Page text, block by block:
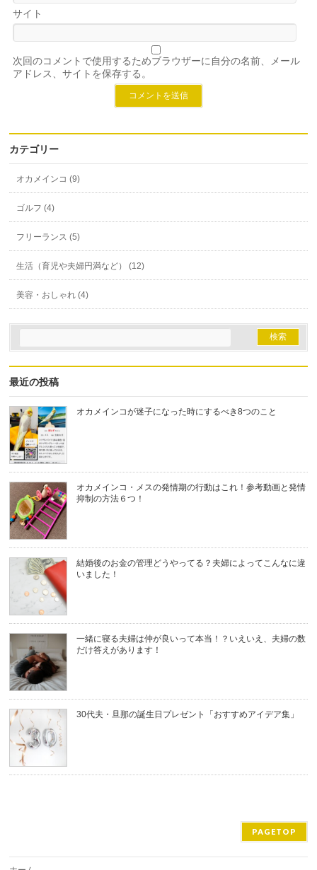
サイト
次回のコメントで使用するためブラウザーに自分の名前、メール
アドレス、サイトを保存する。
カテゴリー
オカメインコ (9)
ゴルフ (4)
フリーランス (5)
生活（育児や夫婦円満など） (12)
美容・おしゃれ (4)
最近の投稿
オカメインコが迷子になった時にするべき8つのこと
オカメインコ・メスの発情期の行動はこれ！参考動画と発情
抑制の方法６つ！
結婚後のお金の管理どうやってる？夫婦によってこんなに違
いました！
一緒に寝る夫婦は仲が良いって本当！？いえいえ、夫婦の数
だけ答えがあります！
30代夫・旦那の誕生日プレゼント「おすすめアイデア集」
PAGETOP